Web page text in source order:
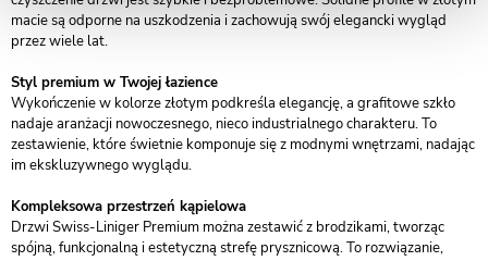
macie są odporne na uszkodzenia i zachowują swój elegancki wygląd
przez wiele lat.
Styl premium w Twojej łazience
Wykończenie w kolorze złotym podkreśla elegancję, a grafitowe szkło
nadaje aranżacji nowoczesnego, nieco industrialnego charakteru. To
zestawienie, które świetnie komponuje się z modnymi wnętrzami, nadając
im ekskluzywnego wyglądu.
Kompleksowa przestrzeń kąpielowa
Drzwi Swiss-Liniger Premium można zestawić z brodzikami, tworząc
spójną, funkcjonalną i estetyczną strefę prysznicową. To rozwiązanie,